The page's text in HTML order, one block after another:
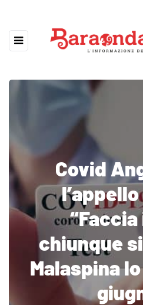
Covid
chiunque
Malaspina